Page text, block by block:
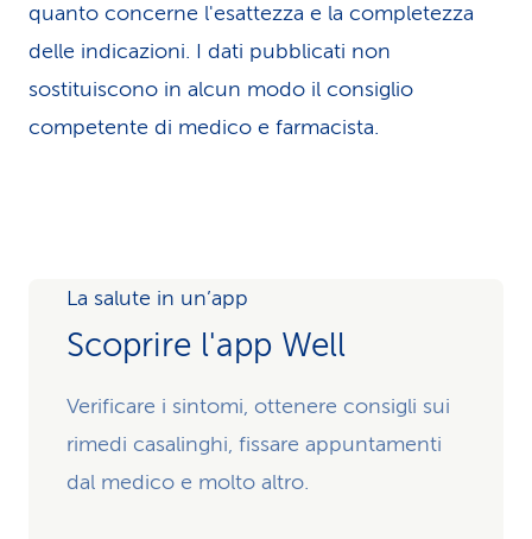
quanto concerne l'esattezza e la completezza
delle indicazioni. I dati pubblicati non
sostituiscono in alcun modo il consiglio
competente di medico e farmacista.
La salute in un’app
Scoprire l'app Well
Verificare i sintomi, ottenere consigli sui
rimedi casalinghi, fissare appuntamenti
dal medico e molto altro.